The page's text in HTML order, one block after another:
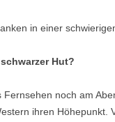
in einer
Hut?
Fernsehen noch am
ihren Höhepunkt.